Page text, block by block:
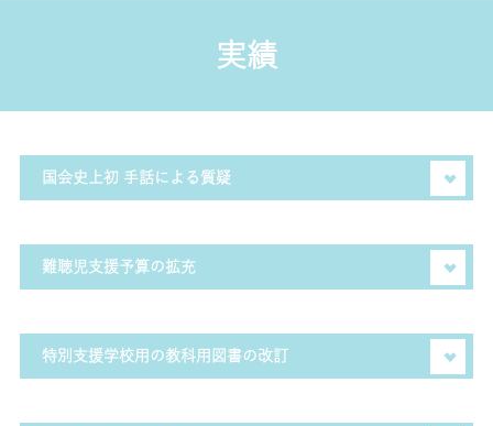
実績
国会史上初 手話による質疑
のではありませんでした。ろう学校では手話の使用が禁じ
られていた時代もありました。多くのろう者の働きかけに
ど、手話の普及と理解の促進が行われる時代となりまし
た。民主主義の根幹でもある国会審議を、ろう者の方達に
難聴児支援予算の拡充
ます。早期発見にとても有効なのが新生児聴覚スクリーニ
ング検査です。これまで任意かつ自己負担で行われること
特別支援学校用の教科用図書の改訂